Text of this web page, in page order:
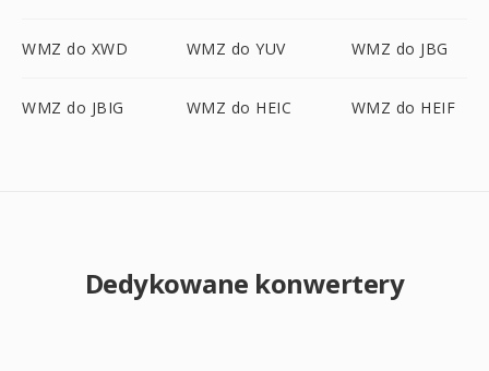
WMZ do XWD WMZ do YUV WMZ do JBG
WMZ do JBIG WMZ do HEIC WMZ do HEIF
Dedykowane konwertery